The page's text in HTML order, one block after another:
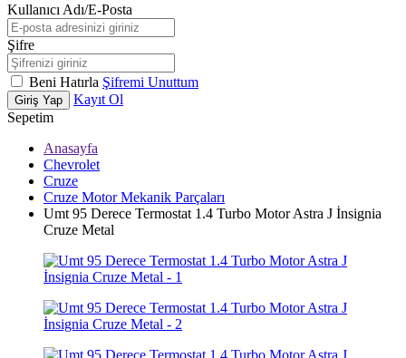
Kullanıcı Adı/E-Posta
Şifre
Beni Hatırla Şifremi Unuttum
Giriş Yap
Kayıt Ol
Sepetim
Anasayfa
Chevrolet
Cruze
Cruze Motor Mekanik Parçaları
Umt 95 Derece Termostat 1.4 Turbo Motor Astra J İnsignia
Cruze Metal